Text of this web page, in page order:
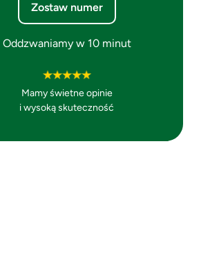
Zostaw numer
Oddzwaniamy w 10 minut
Mamy świetne opinie
i wysoką skuteczność